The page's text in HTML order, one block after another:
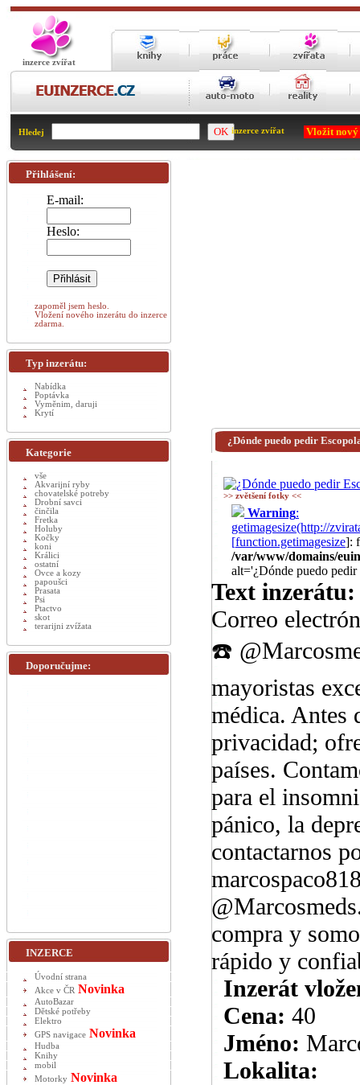
inzerce zvířat
Hledej inzerce zvířat Vložit
¿Dónde puedo pedir
>> zvětšení fotky <<
Warning:
getimagesize(http://
[function.getimagesize]:
/var/www/domains/
alt='¿Dónde puedo
Text inzerátu:
Correo
☎️
mayoristas
médica. Antes
privacidad;
países.
para el
pánico, la
contactarnos
compra y
rápido y
Inzerát
Cena: 40
Jméno:
Lokalita:
Přihlášení:
E-mail:
Heslo:
zapoměl jsem heslo.
Vložení nového inzerátu do inzerce
zdarma.
Typ inzerátu:
Nabídka
Poptávka
Vyměnim, daruji
Krytí
Kategorie
vše
Akvarijní ryby
chovatelské potreby
Drobní savci
činčila
Fretka
Holuby
Kočky
koni
Králici
ostatní
Ovce a kozy
papoušci
Prasata
Psi
Ptactvo
skot
terarijni zvížata
Doporučujme:
INZERCE
Úvodní strana
Akce v ČR Novinka
AutoBazar
Dětské potřeby
Elektro
GPS navigace Novinka
Hudba
Knihy
mobil
Motorky Novinka